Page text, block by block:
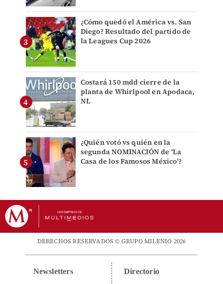
¿Cómo quedó el América vs. San
Diego? Resultado del partido de
la Leagues Cup 2026
Costará 150 mdd cierre de la
planta de Whirlpool en Apodaca,
NL
¿Quién votó vs quién en la
segunda NOMINACIÓN de 'La
Casa de los Famosos México'?
DERECHOS RESERVADOS © GRUPO MILENIO 2026
Newsletters Directorio